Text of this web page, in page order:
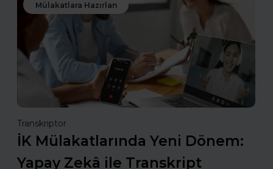
Mülakatlara Hazırlan
Transkriptor
İK Mülakatlarında Yeni Dönem:
Yapay Zekâ ile Transkript